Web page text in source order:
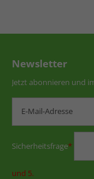
Newsletter
Jetzt abonnieren und
Sicherheitsfrage*
und 5.